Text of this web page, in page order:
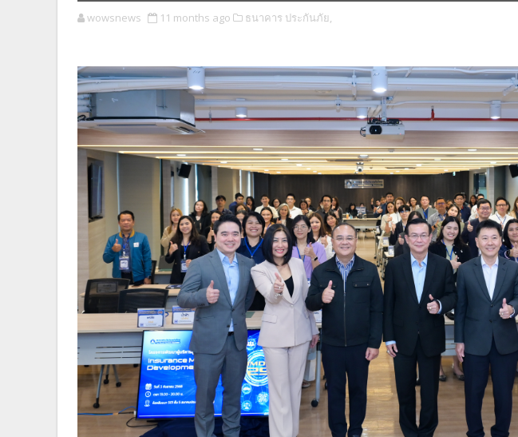
wowsnews 11 months ago ธนาคาร ประกันภัย,